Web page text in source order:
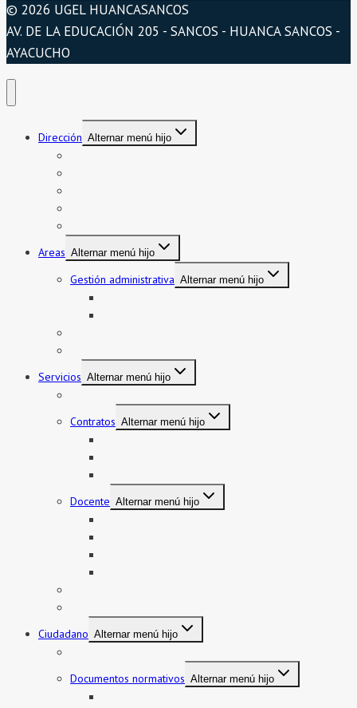
© 2026 UGEL HUANCASANCOS
AV. DE LA EDUCACIÓN 205 - SANCOS - HUANCA SANCOS -
AYACUCHO
Dirección Alternar menú hijo
Areas Alternar menú hijo
Gestión administrativa Alternar menú hijo
Servicios Alternar menú hijo
Contratos Alternar menú hijo
Docente Alternar menú hijo
Ciudadano Alternar menú hijo
Documentos normativos Alternar menú hijo